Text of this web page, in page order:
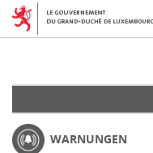
WARNUNGEN